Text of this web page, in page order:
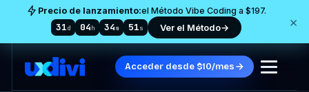
Precio de lanzamiento:el Método Vibe Coding a $197.
31d 04h 34m 48s Ver el Método→ ×
Acceder desde $10/mes